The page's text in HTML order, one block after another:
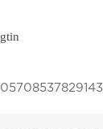
gtin
05708537829143